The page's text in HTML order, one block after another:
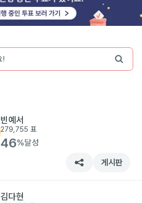
빈예서
279,755 표
46%달성
게시판
김다현